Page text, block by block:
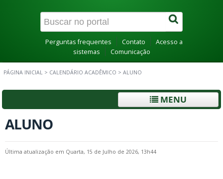
Canais
Perguntas frequentes Contato
Acesso a
sistemas
Comunicação
PÁGINA INICIAL > CALENDÁRIO ACADÊMICO > ALUNO
MENU
ALUNO
Última atualização em Quarta, 15 de Julho de 2026, 13h44